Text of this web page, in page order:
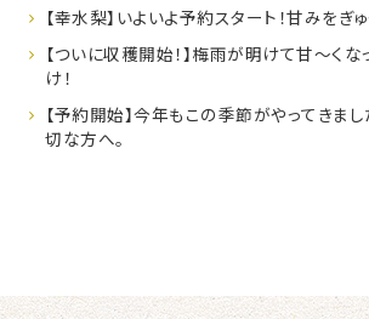
【幸水梨】いよいよ予約スタート！甘みをぎ
【ついに収穫開始！】梅雨が明けて甘～く
け！
【予約開始】今年もこの季節がやってきま
切な方へ。